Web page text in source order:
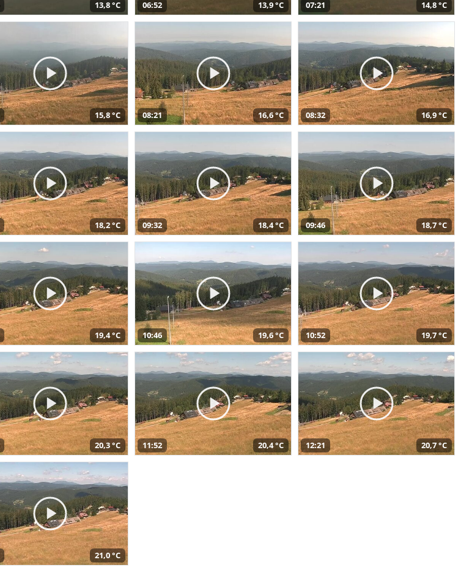
13,8 °C 06:52 13,9 °C 07:21 14,8 °C
15,8 °C 08:21 16,6 °C 08:32 16,9 °C
18,2 °C 09:32 18,4 °C 09:46 18,7 °C
19,4 °C 10:46 19,6 °C 10:52 19,7 °C
20,3 °C 11:52 20,4 °C 12:21 20,7 °C
21,0 °C